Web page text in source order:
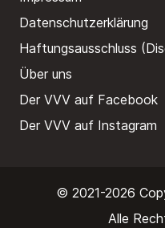
Datenschutzerklärung
Haftungsausschluss
Über uns
Der VVV auf Facebook
Der VVV auf Instagram
© 2021-2026
Alle